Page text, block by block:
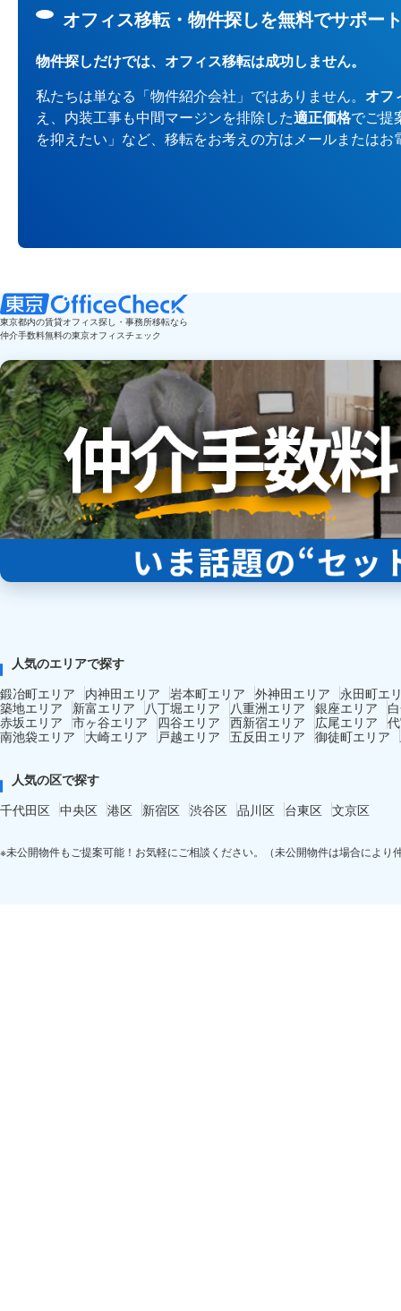
オフィス移転・物件探しを無料でサポー
物件探しだけでは、オフィス移転は成功しません。
私たちは単なる「物件紹介会社」ではありません。 オフ
え、内装工事も中間マージンを排除した適正価格でご提
を抑えたい」など、移転をお考えの方はメールまたは
東京都内の賃貸オフィス探し・事務所移転なら
仲介手数料無料の東京オフィスチェック
人気のエリアで探す
鍛冶町エリア
内神田エリア 岩本町エリア 外神田エリア
永田町エ
築地エリア
新富エリア 八丁堀エリア 八重洲エリア 銀座エリア
赤坂エリア 市ヶ谷エリア 四谷エリア 西新宿エリア 広尾エリア
南池袋エリア
大崎エリア 戸越エリア 五反田エリア 御徒町エリア
人気の区で探す
千代田区 中央区 港区 新宿区 渋谷区 品川区 台東区 文京区
※未公開物件もご提案可能！お気軽にご相談ください。（未公開物件は場合により